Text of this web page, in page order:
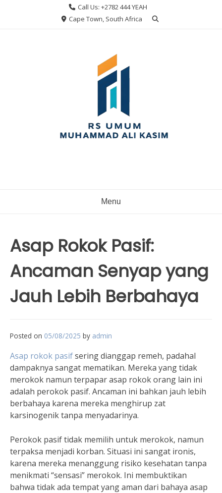
Call Us: +2782 444 YEAH
Cape Town, South Africa
Menu
Asap Rokok Pasif:
Ancaman Senyap yang
Jauh Lebih Berbahaya
Posted on 05/08/2025 by admin
Asap rokok pasifsering dianggap remeh, padahal
dampaknya sangat mematikan. Mereka yang tidak
merokok namun terpapar asap rokok orang lain ini
adalah perokok pasif. Ancaman ini bahkan jauh lebih
berbahaya karena mereka menghirup zat
karsinogenik tanpa menyadarinya.
Perokok pasif tidak memilih untuk merokok, namun
terpaksa menjadi korban. Situasi ini sangat ironis,
karena mereka menanggung risiko kesehatan tanpa
menikmati “sensasi” merokok. Ini membuktikan
bahwa tidak ada tempat yang aman dari bahaya asap